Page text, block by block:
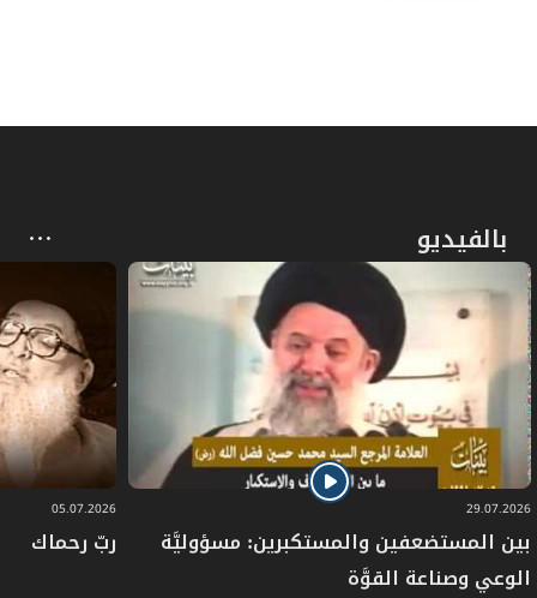
بالفيديو
29.07.2026
بين المستضعفين والمستكبرين: مسؤوليَّة
الوعي وصناعة القوَّة
05.07.2026
ربّ رحماك